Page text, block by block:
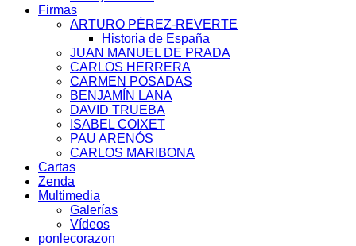
Firmas
ARTURO PÉREZ-REVERTE
Historia de España
JUAN MANUEL DE PRADA
CARLOS HERRERA
CARMEN POSADAS
BENJAMÍN LANA
DAVID TRUEBA
ISABEL COIXET
PAU ARENÓS
CARLOS MARIBONA
Cartas
Zenda
Multimedia
Galerías
Vídeos
ponlecorazon